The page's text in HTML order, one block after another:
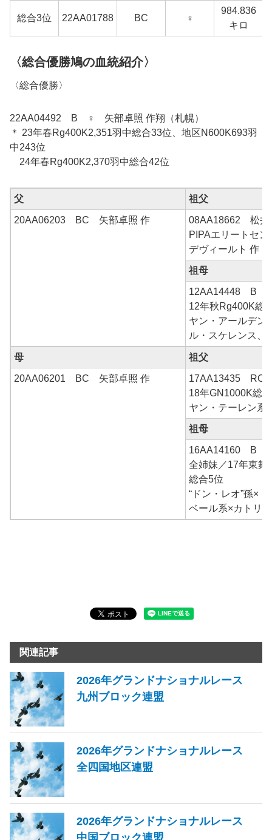
総合3位 22AA01788 BC ♀
984.836
キロ
〈総合優勝鳩の血統紹介〉
〈総合優勝〉
22AA04492 B ♀ 矢部卓照 作翔（札幌）
＊ 23年春Rg400K2,351羽中総合33位、地区N600K693羽
中243位
24年春Rg400K2,370羽中総合42位
父 祖父
20AA06203 BC 矢部卓照 作
08AA18662 松井
PIPAエリートセ
デヴィールト 作
祖母
12AA14448 B
12年秋Rg400K総
ヤン・アールデン
ル・スケレンス、
母 祖父
20AA06201 BC 矢部卓照 作
17AA13435
18年GN1000K総
ヤン・テーレン系
祖母
16AA14160 B
全姉妹／17年東舞
総合5位
“ドン・レオ”孫×
ベール系×カトリ
関連記事
2026年グランドナショナルレース
九州ブロック連盟
2026年グランドナショナルレース
全四国地区連盟
2026年グランドナショナルレース
中国ブロック連盟